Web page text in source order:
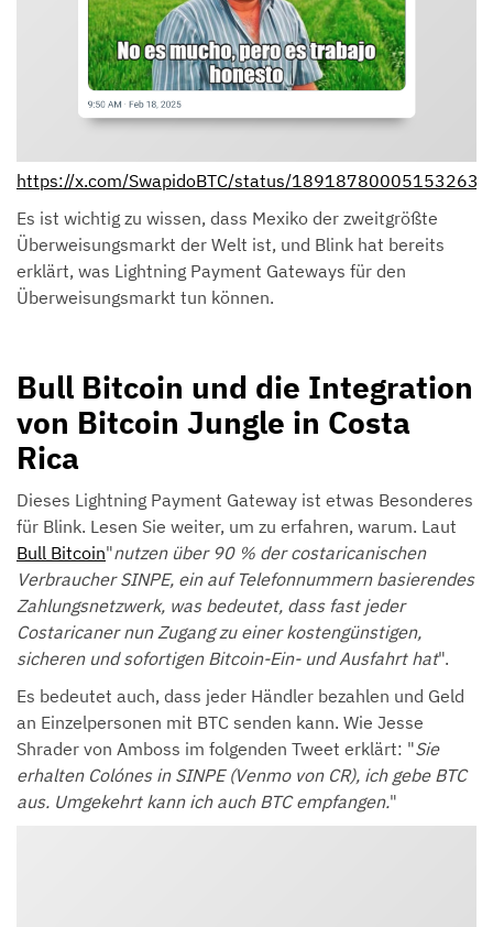
https://x.com/SwapidoBTC/status/
Es ist wichtig zu wissen, dass Mexiko der zweitgrößte
Überweisungsmarkt der Welt ist, und Blink hat bereits
erklärt, was Lightning Payment Gateways für den
Überweisungsmarkt tun können.
Bull Bitcoin und die Integration
von Bitcoin Jungle in Costa
Rica
Dieses Lightning Payment Gateway ist etwas Besonderes
für Blink. Lesen Sie weiter, um zu erfahren, warum. Laut
Bull Bitcoin"nutzen über 90 % der costaricanischen
Verbraucher SINPE, ein auf Telefonnummern basierendes
Zahlungsnetzwerk, was bedeutet, dass fast jeder
Costaricaner nun Zugang zu einer kostengünstigen,
sicheren und sofortigen Bitcoin-Ein- und Ausfahrt hat".
Es bedeutet auch, dass jeder Händler bezahlen und Geld
an Einzelpersonen mit BTC senden kann. Wie Jesse
Shrader von Amboss im folgenden Tweet erklärt: "Sie
erhalten Colónes in SINPE (Venmo von CR), ich gebe BTC
aus. Umgekehrt kann ich auch BTC empfangen."